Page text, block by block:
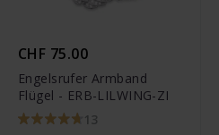
CHF 75.00
Engelsrufer Armband
Flügel - ERB-LILWING-ZI
13